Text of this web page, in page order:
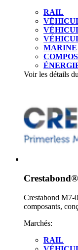
RAIL
MARINE
Voir les détails
Crestabond M7-
composants,
Marchés:
RAIL